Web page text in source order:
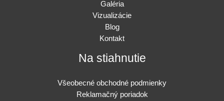
Galéria
Vizualizácie
Blog
Kontakt
Na stiahnutie
Všeobecné obchodné podmienky
Reklamačný poriadok